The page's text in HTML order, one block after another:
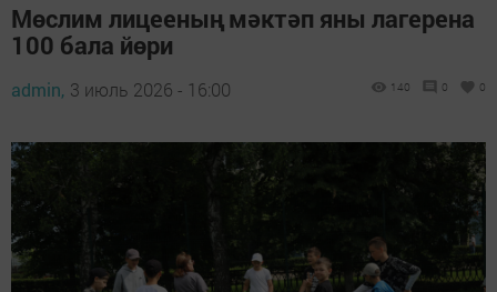
Мөслим лицееның мәктәп яны лагерена
100 бала йөри
admin, 3 июль 2026 - 16:00 140 0 0